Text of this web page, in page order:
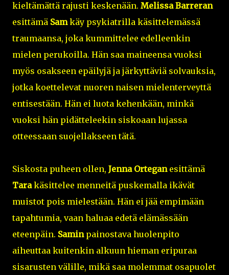
kieltämättä rajusti keskenään. Melissa Barreran
esittämä Samkäy psykiatrilla käsittelemässä
traumaansa, joka kummittelee edelleenkin
mielen perukoilla. Hän saa maineensa vuoksi
myös osakseen epäilyjä ja järkyttäviä solvauksia,
jotka koettelevat nuoren naisen mielenterveyttä
entisestään. Hän ei luota kehenkään, minkä
vuoksi hän pidätteleekin siskoaan lujassa
otteessaan suojellakseen tätä.
Siskosta puheen ollen, Jenna Orteganesittämä
Tarakäsittelee menneitä puskemalla ikävät
muistot pois mielestään. Hän ei jää empimään
tapahtumia, vaan haluaa edetä elämässään
eteenpäin. Saminpainostava huolenpito
aiheuttaa kuitenkin alkuun hieman eripuraa
sisarusten välille, mikä saa molemmat osapuolet